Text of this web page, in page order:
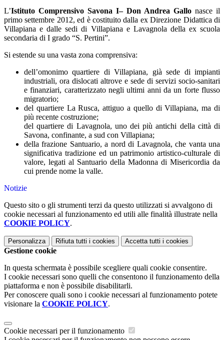
L’Istituto Comprensivo Savona I– Don Andrea Gallo nasce il
primo settembre 2012, ed è costituito dalla ex Direzione Didattica di
Villapiana e dalle sedi di Villapiana e Lavagnola della ex scuola
secondaria di I grado “S. Pertini”.
Si estende su una vasta zona comprensiva:
dell’omonimo quartiere di Villapiana, già sede di impianti
industriali, ora dislocati altrove e sede di servizi socio-sanitari
e finanziari, caratterizzato negli ultimi anni da un forte flusso
migratorio;
del quartiere La Rusca, attiguo a quello di Villapiana, ma di
più recente costruzione;
del quartiere di Lavagnola, uno dei più antichi della città di
Savona, confinante, a sud con Villapiana;
della frazione Santuario, a nord di Lavagnola, che vanta una
significativa tradizione ed un patrimonio artistico-culturale di
valore, legati al Santuario della Madonna di Misericordia da
cui prende nome la valle.
Notizie
Questo sito o gli strumenti terzi da questo utilizzati si avvalgono di
cookie necessari al funzionamento ed utili alle finalità illustrate nella
COOKIE POLICY.
Personalizza Rifiuta tutti i cookies Accetta tutti i cookies
Gestione cookie
In questa schermata è possibile scegliere quali cookie consentire.
I cookie necessari sono quelli che consentono il funzionamento della
piattaforma e non è possibile disabilitarli.
Per conoscere quali sono i cookie necessari al funzionamento potete
visionare la COOKIE POLICY.
Cookie necessari per il funzionamento